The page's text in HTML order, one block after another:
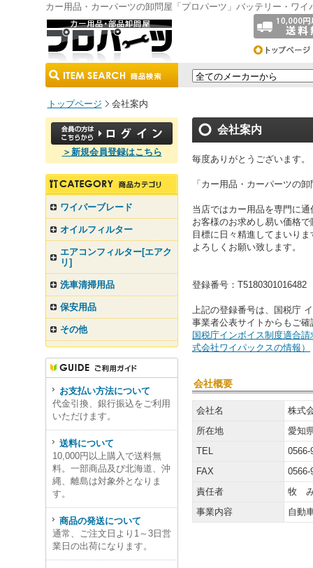
カー用品・カーパーツの卸問屋「プロパーツ」バッテリー・ワ
トップページ 会社案内
会社案内
毎度ありがとうございます。
「カー用品・カーパーツの
当店ではカー用品を専門に
お客様のお求めし易い価格
目標に日々精進してまいりま
よろしくお願い致します。
登録番号：T5180301016482
上記の登録番号は、国税庁
事業者公表サイトからもご
国税庁インボイス制度適合
式会社ワイパックスの情報）
会社概要
会社名
株式
所在地
愛知
TEL
0566-
FAX
0566-
責任者
牧
事業内容
自動
＞新規会員登録はこちら
ワイパーブレード
オイルフィルター
エアコンフィルター[エアク
リ]
洗車清掃用品
保安用品
その他
お支払い方法について
代金引換、銀行振込をご利用
いただけます。
送料について
10,000円以上購入で送料無
料。一部商品及び北海道、沖
縄、離島は対象外となりま
す。
商品の発送について
通常、ご注文日より1～3日営
業日の出荷になります。